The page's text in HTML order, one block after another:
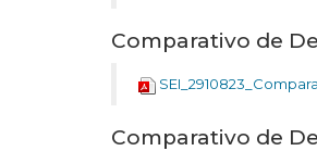
Comparativo de
Comparativo de